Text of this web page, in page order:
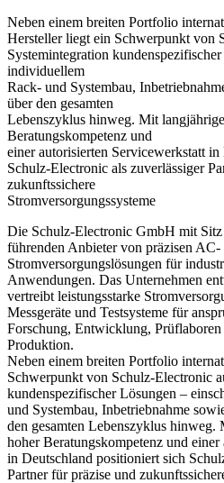
Neben einem breiten Portfolio
Hersteller liegt ein Schwerpunkt von
Systemintegration
individuellem
Rack- und Systembau,
über den gesamten
Lebenszyklus hinweg. Mit
Beratungskompetenz und
einer autorisierten Servicewerkstatt
Schulz-Electronic als zuverlässiger
zukunftssichere
Stromversorgungssysteme
Die Schulz-Electronic GmbH mit
führenden Anbieter von präzisen
Stromversorgungslösungen für
Anwendungen. Das Unternehmen
vertreibt leistungsstarke
Messgeräte und Testsysteme für
Forschung, Entwicklung,
Produktion.
Neben einem breiten Portfolio
Schwerpunkt von Schulz-Electronic
kundenspezifischer Lösungen –
und Systembau, Inbetriebnahme
den gesamten Lebenszyklus
hoher Beratungskompetenz und
in Deutschland positioniert sich
Partner für präzise und